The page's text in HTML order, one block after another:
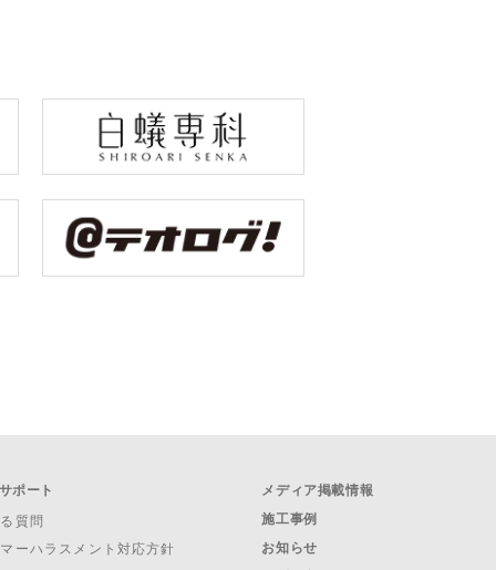
ポート
質問
ーハラスメント対応方針
メディア掲載情報
施工事例
お知らせ